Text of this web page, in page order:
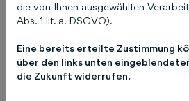
die von Ihnen ausgewählten
Abs. 1 lit. a. DSGVO).
Eine bereits erteilte Zustimmung
über den links unten
die Zukunft widerrufen.